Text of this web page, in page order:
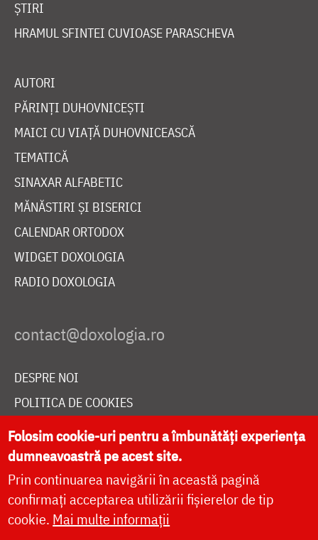
ȘTIRI
HRAMUL SFINTEI CUVIOASE PARASCHEVA
AUTORI
PĂRINȚI DUHOVNICEȘTI
MAICI CU VIAȚĂ DUHOVNICEASCĂ
TEMATICĂ
SINAXAR ALFABETIC
MĂNĂSTIRI ȘI BISERICI
CALENDAR ORTODOX
WIDGET DOXOLOGIA
RADIO DOXOLOGIA
DESPRE NOI
POLITICA DE COOKIES
DONEAZĂ ONLINE PENTRU CATEDRALA NAȚIONALĂ
LIVE
Folosim cookie-uri pentru a îmbunătăți experiența
dumneavoastră pe acest site.
Prin continuarea navigării în această pagină
confirmați acceptarea utilizării fișierelor de tip
cookie. Mai multe informații